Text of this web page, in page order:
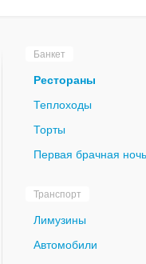
Банкет
Рестораны
Теплоходы
Торты
Первая брачная ночь
Транспорт
Лимузины
Автомобили